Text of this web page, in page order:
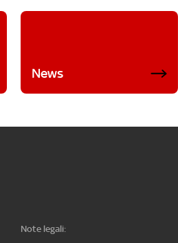
News
Note legali: